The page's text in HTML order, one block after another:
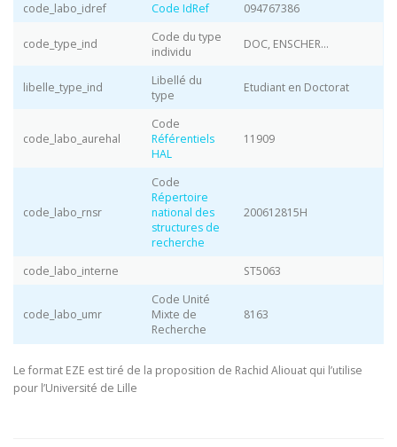
code_labo_idref Code IdRef 094767386
code_type_ind
Code du type
individu
DOC, ENSCHER…
libelle_type_ind
Libellé du
type
Etudiant en Doctorat
code_labo_aurehal
Code
Référentiels
HAL
11909
code_labo_rnsr
Code
Répertoire
national des
structures de
recherche
200612815H
code_labo_interne ST5063
code_labo_umr
Code Unité
Mixte de
Recherche
8163
Le format EZE est tiré de la proposition de Rachid Aliouat qui l’utilise
pour l’Université de Lille